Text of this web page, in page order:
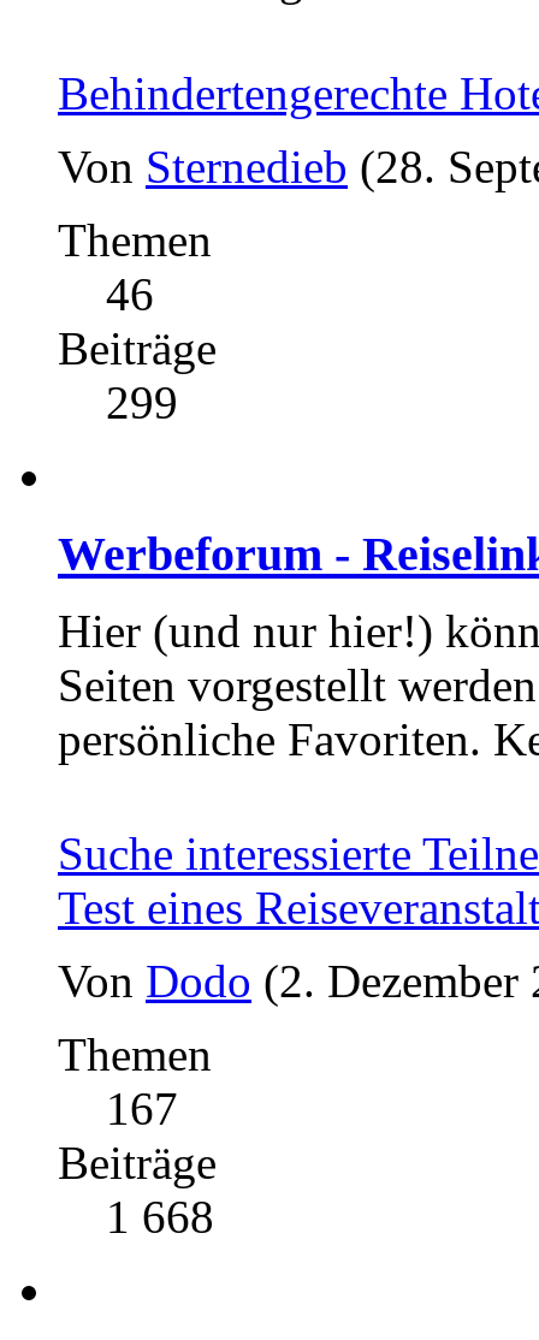
Behindertengerechte
Von Sternedieb (28.
Themen
46
Beiträge
299
Werbeforum -
Hier (und nur hier!)
Seiten vorgestellt
persönliche Favoriten.
Suche interessierte
Test eines
Von Dodo (2.
Themen
167
Beiträge
1 668